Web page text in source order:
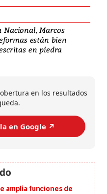
Nacional, Marcos
están bien
en piedra
en los resultados
en Google ↗️
amplía funciones de